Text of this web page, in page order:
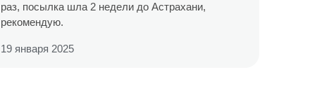
раз, посылка шла 2 недели до Астрахани,
рекомендую.
19 января 2025